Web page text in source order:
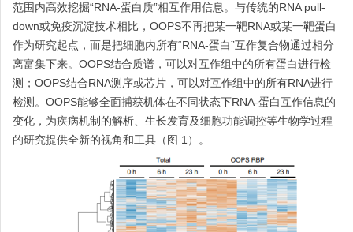
范围内高效挖掘“RNA-蛋白质”相互作用信息。与传统的RNA pull-
down或免疫沉淀技术相比，OOPS不再把某一靶RNA或某一靶蛋白
作为研究起点，而是把细胞内所有“RNA-蛋白”互作复合物通过相分
离富集下来。OOPS结合质谱，可以对互作组中的所有蛋白进行检
测；OOPS结合RNA测序或芯片，可以对互作组中的所有RNA进行
检测。OOPS能够全面捕获机体在不同状态下RNA-蛋白互作信息的
变化，为疾病机制的解析、生长发育及细胞功能调控等生物学过程
的研究提供全新的视角和工具（图 1）。